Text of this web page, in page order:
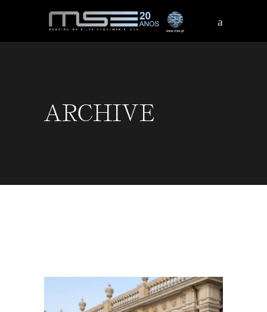
ARCHIVE